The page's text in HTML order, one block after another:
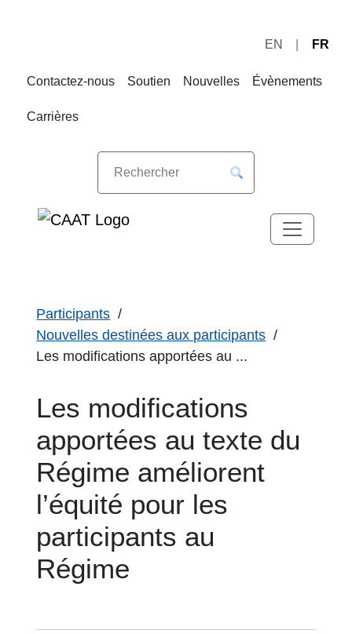
navigation
EN FR
Contactez-nous Soutien Nouvelles Évènements
Carrières
Participants
Nouvelles destinées aux participants
Les modifications apportées au ...
Les modifications
apportées au texte du
Régime améliorent
l’équité pour les
participants au
Régime